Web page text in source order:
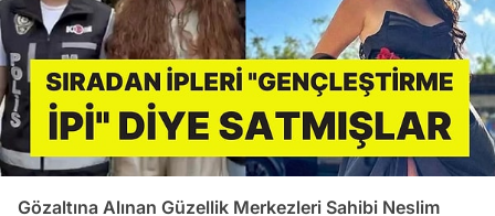
Gözaltına Alınan Güzellik Merkezleri Sahibi Neslim